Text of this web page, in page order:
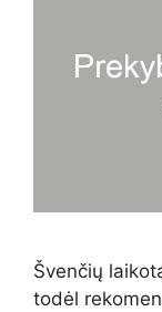
Švenčių
todėl